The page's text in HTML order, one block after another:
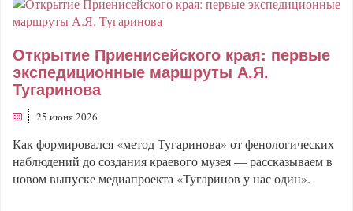
Открытие Приенисейского края: первые
экспедиционные маршруты А.Я.
Тугаринова
25 июня 2026
Как формировался «метод Тугаринова» от фенологических
наблюдений до создания краевого музея — рассказываем в
новом выпуске медиапроекта «Тугаринов у нас один».